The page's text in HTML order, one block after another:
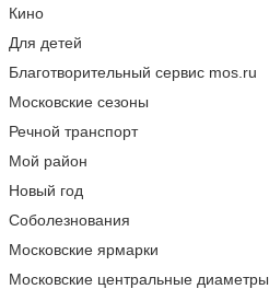
Кино
Для детей
Благотворительный сервис mos.ru
Московские сезоны
Речной транспорт
Мой район
Новый год
Соболезнования
Московские ярмарки
Московские центральные диаметры